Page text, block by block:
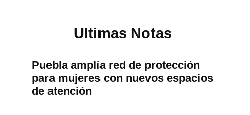
Ultimas Notas
Puebla amplía red de protección
para mujeres con nuevos espacios
de atención